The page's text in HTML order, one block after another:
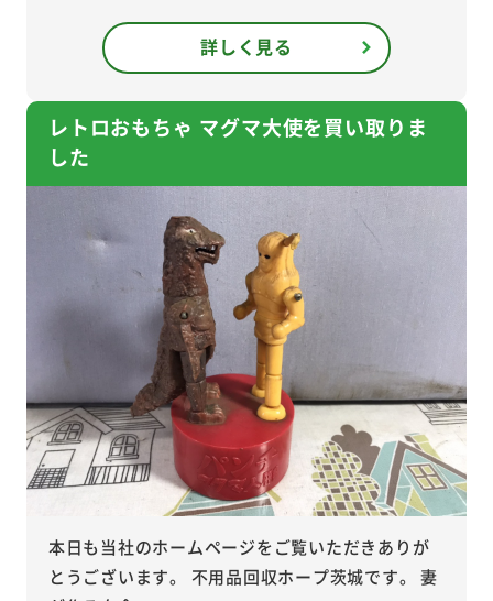
詳しく見る
レトロおもちゃ マグマ大使を買い取りま
した
本日も当社のホームページをご覧いただきありが
とうございます。 不用品回収ホープ茨城です。 妻